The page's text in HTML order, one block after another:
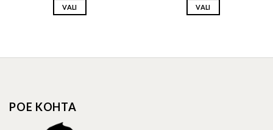
VALI
multiple
may
VALI
multiple
POE KOHTA